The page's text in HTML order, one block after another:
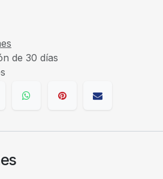
de 30 días